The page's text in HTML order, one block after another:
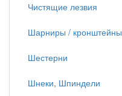
Чистящие лезвия
Шарниры / кронштейны
Шестерни
Шнеки, Шпиндели